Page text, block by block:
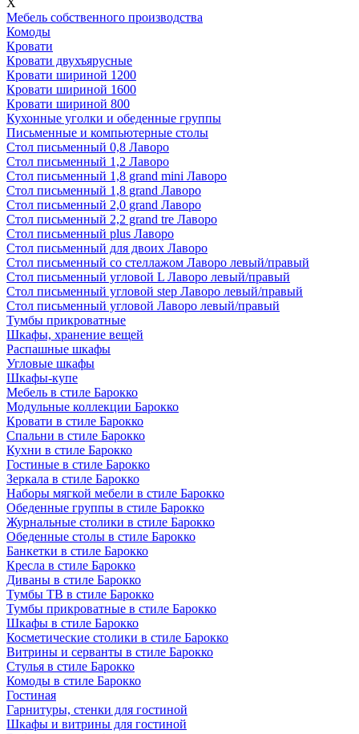
Х
Мебель собственного производства
Комоды
Кровати
Кровати двухъярусные
Кровати шириной 1200
Кровати шириной 1600
Кровати шириной 800
Кухонные уголки и обеденные группы
Письменные и компьютерные столы
Стол письменный 0,8 Лаворо
Стол письменный 1,2 Лаворо
Стол письменный 1,8 grand mini Лаворо
Стол письменный 1,8 grand Лаворо
Стол письменный 2,0 grand Лаворо
Стол письменный 2,2 grand tre Лаворо
Стол письменный plus Лаворо
Стол письменный для двоих Лаворо
Стол письменный со стеллажом Лаворо левый/правый
Стол письменный угловой L Лаворо левый/правый
Стол письменный угловой step Лаворо левый/правый
Стол письменный угловой Лаворо левый/правый
Тумбы прикроватные
Шкафы, хранение вещей
Распашные шкафы
Угловые шкафы
Шкафы-купе
Мебель в стиле Барокко
Модульные коллекции Барокко
Кровати в стиле Барокко
Спальни в стиле Барокко
Кухни в стиле Барокко
Гостиные в стиле Барокко
Зеркала в стиле Барокко
Наборы мягкой мебели в стиле Барокко
Обеденные группы в стиле Барокко
Журнальные столики в стиле Барокко
Обеденные столы в стиле Барокко
Банкетки в стиле Барокко
Кресла в стиле Барокко
Диваны в стиле Барокко
Тумбы ТВ в стиле Барокко
Тумбы прикроватные в стиле Барокко
Шкафы в стиле Барокко
Косметические столики в стиле Барокко
Витрины и серванты в стиле Барокко
Стулья в стиле Барокко
Комоды в стиле Барокко
Гостиная
Гарнитуры, стенки для гостиной
Шкафы и витрины для гостиной